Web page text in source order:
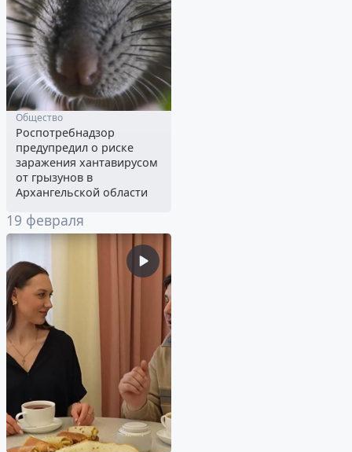
Общество
Роспотребнадзор
предупредил о риске
заражения хантавирусом
от грызунов в
Архангельской области
19 февраля